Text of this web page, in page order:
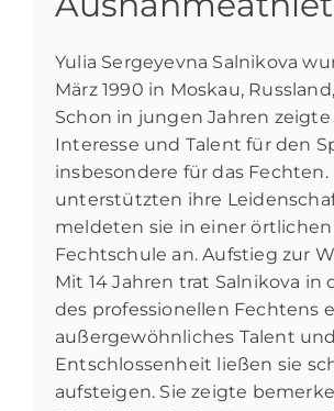
Yulia Sergeyevna Salnikova
März 1990 in Moskau,
Schon in jungen Jahren zeigte
Interesse und Talent für den
insbesondere für das
unterstützten ihre
meldeten sie in einer örtlichen
Fechtschule an. Aufstieg zur
Mit 14 Jahren trat Salnikova in
des professionellen Fechtens
außergewöhnliches Talent
Entschlossenheit ließen sie
aufsteigen. Sie zeigte